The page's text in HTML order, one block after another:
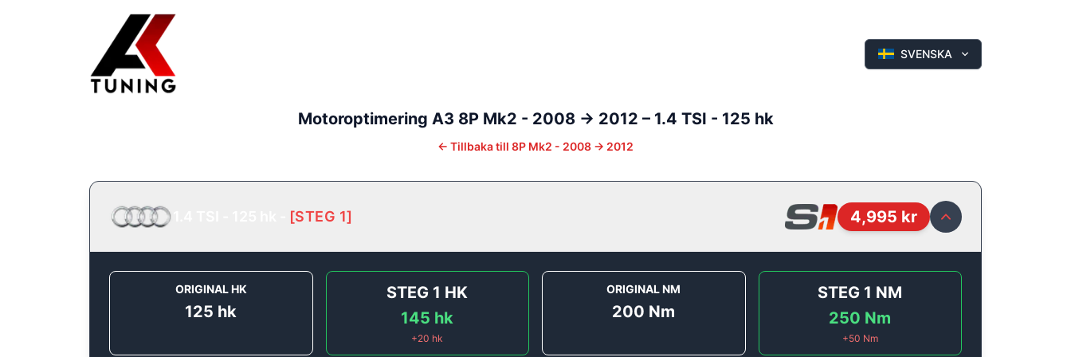
SVENSKA
Motoroptimering A3 8P Mk2 - 2008 -> 2012 – 1.4 TSI - 125 hk
← Tillbaka till 8P Mk2 - 2008 -> 2012
[STEG 1] 4,995 kr
ORIGINAL HK
125 hk
STEG 1 HK
145 hk
+20 hk
ORIGINAL NM
200 Nm
STEG 1 NM
250 Nm
+50 Nm